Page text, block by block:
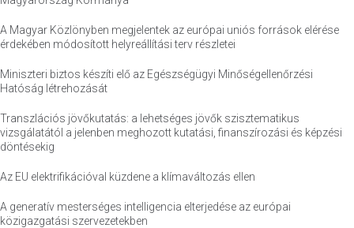
A Magyar Közlönyben megjelentek az európai uniós források elérése
érdekében módosított helyreállítási terv részletei
Miniszteri biztos készíti elő az Egészségügyi Minőségellenőrzési
Hatóság létrehozását
Transzlációs jövőkutatás: a lehetséges jövők szisztematikus
vizsgálatától a jelenben meghozott kutatási, finanszírozási és képzési
döntésekig
Az EU elektrifikációval küzdene a klímaváltozás ellen
A generatív mesterséges intelligencia elterjedése az európai
közigazgatási szervezetekben